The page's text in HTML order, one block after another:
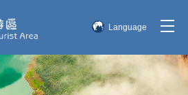
Language
English